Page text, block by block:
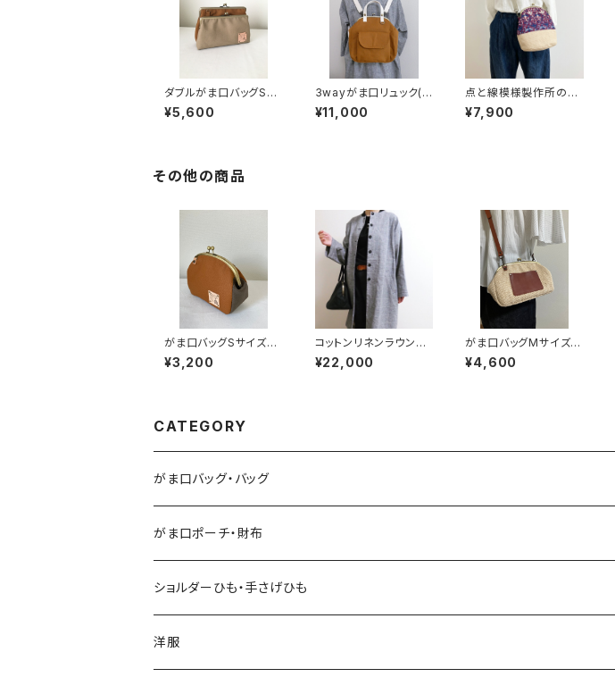
ダブルがま口バッグSサ
イズ(ベージュ×キャメ
ル) 持ち手別売り
¥5,600
3wayがま口リュック(キ
ャメル)
¥11,000
点と線模様製作所のバ
ケツ型がま口バッグ(S)
バード/ワイン
¥7,900
その他の商品
がま口バッグSサイズ
（キャメル×カーキ）
¥3,200
コットンリネンラウンド
ネックコート(グレンチェ
ック)
¥22,000
がま口バッグMサイズ
（ざっくり麻 革ポケット
付き）
¥4,600
CATEGORY
がま口バッグ・バッグ
がま口ポーチ・財布
ショルダーひも・手さげひも
洋服